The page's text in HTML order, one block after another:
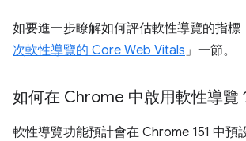
如要進一步瞭解如何評估軟性導覽的指標
次軟性導覽的 Core Web Vitals 」一節。
如何在 Chrome 中啟用軟性導覽
軟性導覽功能預計會在 Chrome 151 中預